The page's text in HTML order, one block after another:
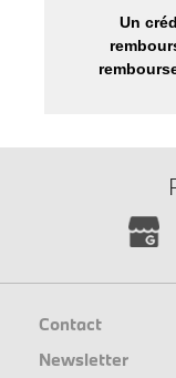
Un
Contact
Newsletter